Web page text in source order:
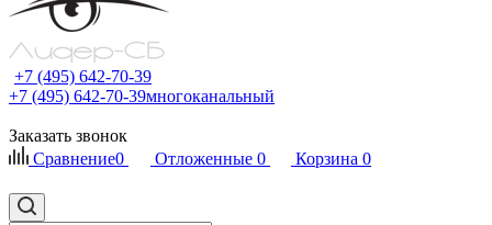
+7 (495) 642-70-39
+7 (495) 642-70-39многоканальный
Заказать звонок
Сравнение0 Отложенные 0 Корзина 0